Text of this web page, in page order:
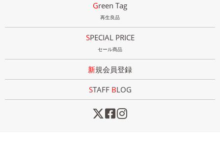
Green Tag
再生良品
SPECIAL PRICE
セール商品
新規会員登録
STAFF BLOG